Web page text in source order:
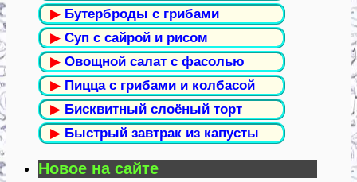
▶ Бутерброды с грибами
▶ Суп с сайрой и рисом
▶ Овощной салат с фасолью
▶ Пицца с грибами и колбасой
▶ Бисквитный слоёный торт
▶ Быстрый завтрак из капусты
Новое на сайте